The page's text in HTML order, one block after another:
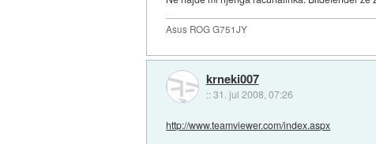
Asus ROG G751JY
krneki007
::31. jul 2008, 07:26
http://www.teamviewer.com/index.aspx